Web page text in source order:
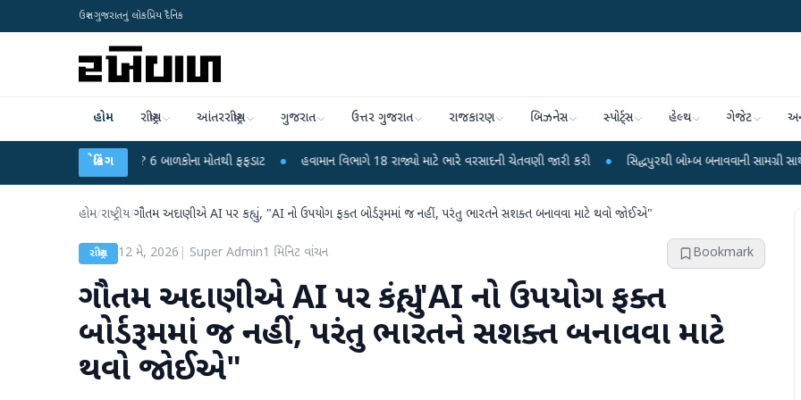
ઉત્તર ગુજરાતનું લોકપ્રિય દૈનિક
હોમ રાષ્ટ્રીય આંતરરાષ્ટ્રીય ગુજરાત ઉત્તર ગુજરાત રાજકારણ બિઝનેસ સ્પોર્ટ્સ હેલ્થ ગેજેટ
બ્રેકિંગ
ચાંદીપુરા? 6 બાળકોના મોતથી ફફડાટ ● હવામાન વિભાગે 18 રાજ્યો માટે ભારે વરસાદની ચેતવણી જારી કરી ● સિદ્ધપુરથી બોમ્બ બનાવવાની સામગ્રી સાથે જૈશના 5
હોમ/રાષ્ટ્રીય/ગૌતમ અદાણીએ AI પર કહ્યું, "AI નો ઉપયોગ ફક્ત બોર્ડરૂમમાં જ નહીં, પરંતુ ભારતને સશક્ત બનાવવા માટે થવો જોઈએ"
રાષ્ટ્રીય 12 મે, 2026 Super Admin1 મિનિટ વાંચન Bookmark
ગૌતમ અદાણીએ AI પર કહ્યું, "AI નો ઉપયોગ ફક્ત
બોર્ડરૂમમાં જ નહીં, પરંતુ ભારતને સશક્ત બનાવવા માટે
થવો જોઈએ"